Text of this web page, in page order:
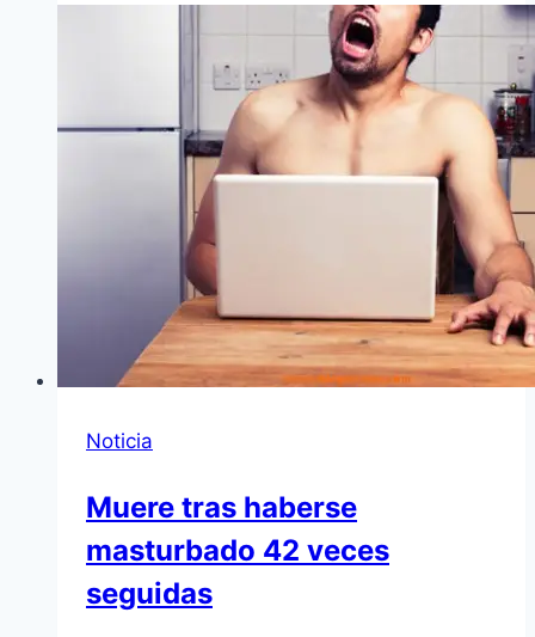
Noticia
Muere tras haberse
masturbado 42 veces
seguidas